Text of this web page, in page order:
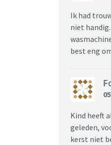
Ik had
niet
best eng
Kind heeft
geleden,
kerst niet